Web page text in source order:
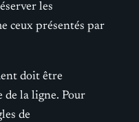
les
ceux présentés par
doit être
de la ligne. Pour
de